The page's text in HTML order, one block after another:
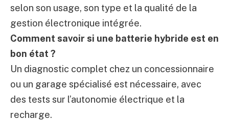
selon son usage, son type et la qualité de la
gestion électronique intégrée.
Comment savoir si une batterie hybride est en
bon état ?
Un diagnostic complet chez un concessionnaire
ou un garage spécialisé est nécessaire, avec
des tests sur l’autonomie électrique et la
recharge.